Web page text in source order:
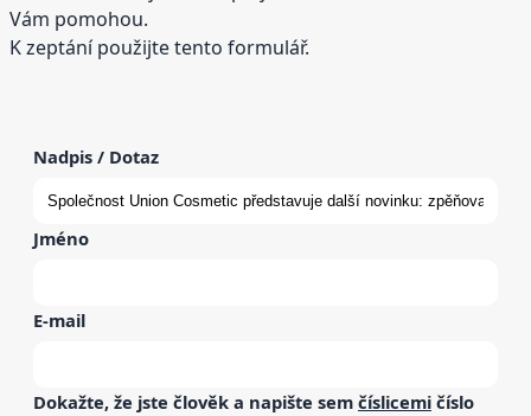
Vám pomohou.
K zeptání použijte tento formulář.
Nadpis / Dotaz
Jméno
E-mail
Dokažte, že jste člověk a napište sem číslicemi číslo